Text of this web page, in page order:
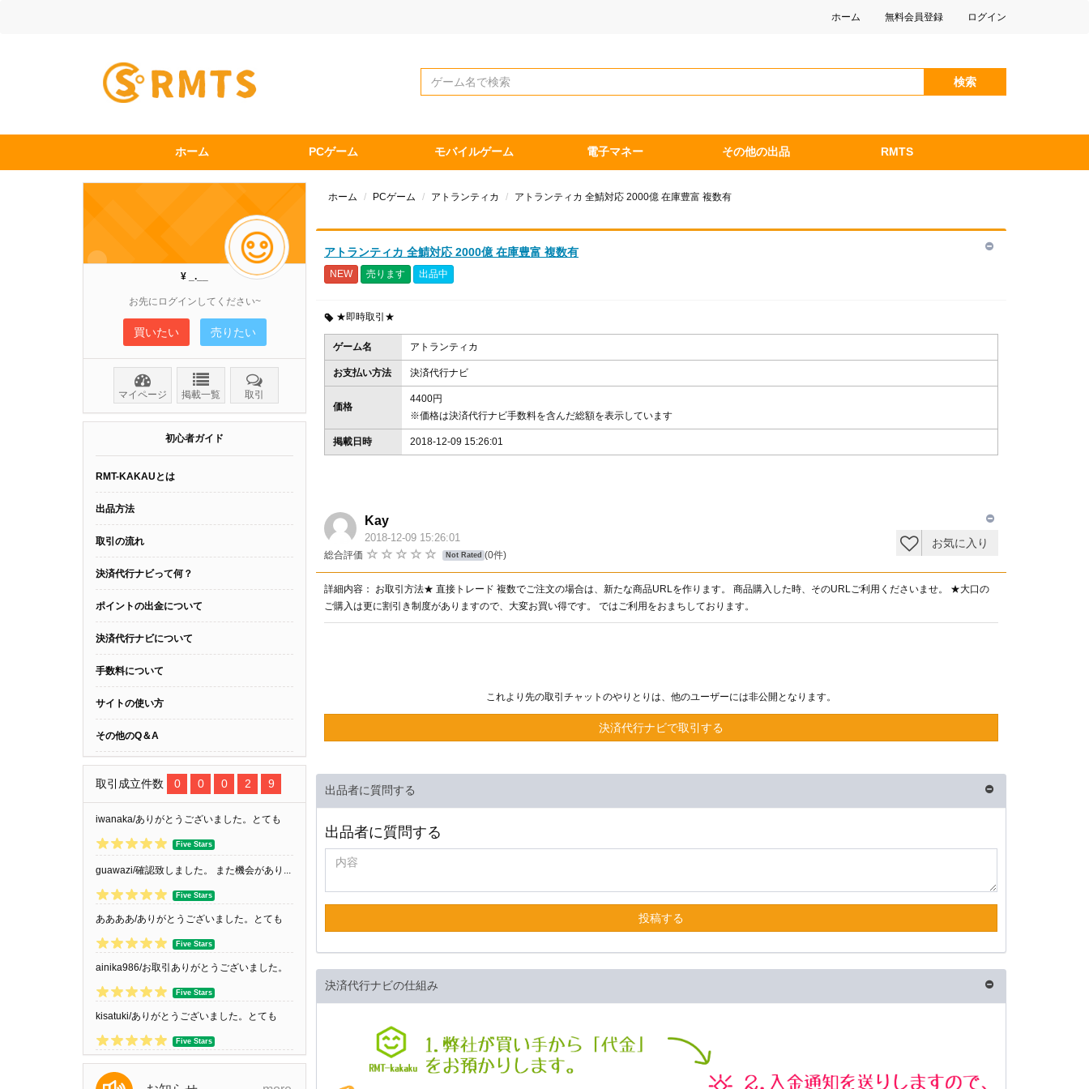
ホーム 無料会員登録 ログイン
検索
ホーム PCゲーム モバイルゲーム 電子マネー その他の出品 RMTS
¥ _.__
お先にログインしてください~
買いたい 売りたい
マイページ 掲載一覧 取引
初心者ガイド
RMT-KAKAUとは
出品方法
取引の流れ
決済代行ナビって何？
ポイントの出金について
決済代行ナビについて
手数料について
サイトの使い方
その他のQ＆A
取引成立件数 0 0 0 2 9
iwanaka/ありがとうございました。とても
良... Five Stars
guawazi/確認致しました。 また機会があり...
Five Stars
ああああ/ありがとうございました。とても
良... Five Stars
ainika986/お取引ありがとうございました。
Five Stars
kisatuki/ありがとうございました。とても
良... Five Stars
ホーム PCゲーム アトランティカ アトランティカ 全鯖対応 2000億 在庫豊富 複数有
アトランティカ 全鯖対応 2000億 在庫豊富 複数有
NEW 売ります 出品中
★即時取引★
ゲーム名 アトランティカ
お支払い方法 決済代行ナビ
価格
4400円
※価格は決済代行ナビ手数料を含んだ総額を表示しています
掲載日時 2018-12-09 15:26:01
Kay
2018-12-09 15:26:01
総合評価 Not Rated (0件)
お気に入り
詳細内容： お取引方法★ 直接トレード 複数でご注文の場合は、新たな商品URLを作ります。 商品購入した時、そのURLご利用くださいませ。 ★大口の
ご購入は更に割引き制度がありますので、大変お買い得です。 ではご利用をおまちしております。
これより先の取引チャットのやりとりは、他のユーザーには非公開となります。
決済代行ナビで取引する
出品者に質問する
出品者に質問する
投稿する
決済代行ナビの仕組み